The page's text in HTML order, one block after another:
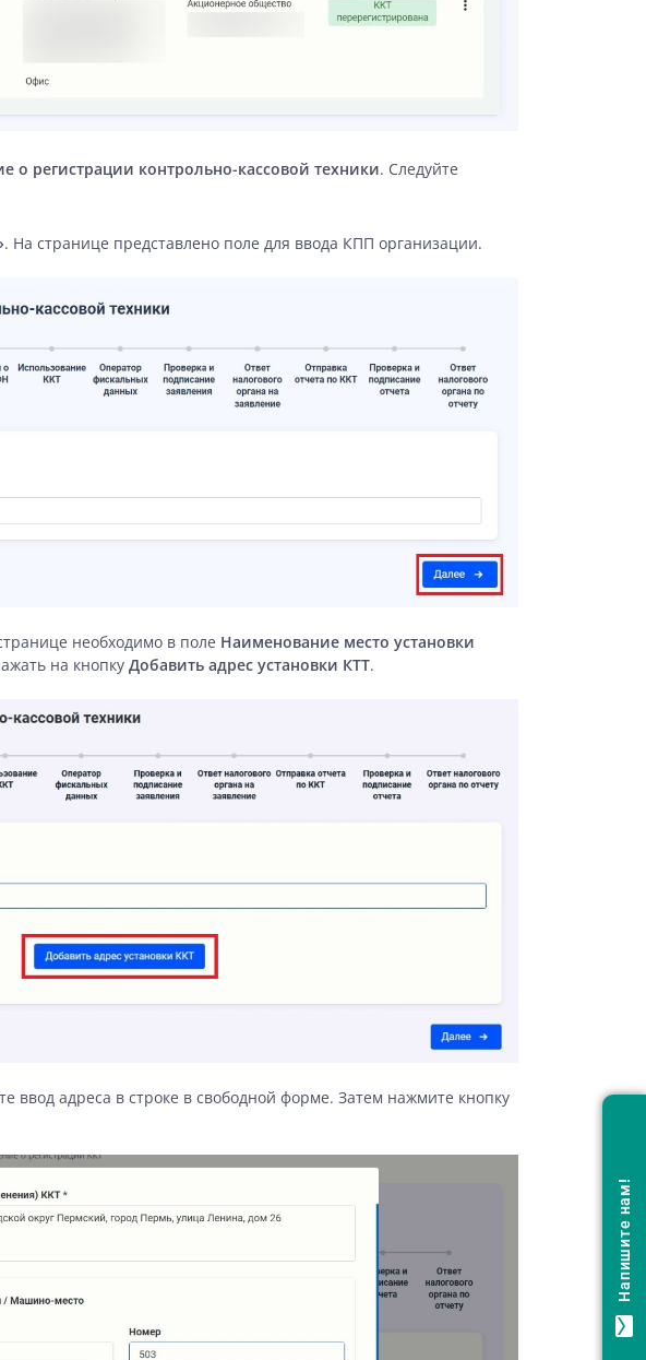
mail
Напишите нам!
о регистрации контрольно-кассовой техники. Следуйте
. На странице представлено поле для ввода КПП организации.
необходимо в поле Наименование место установки
на кнопку Добавить адрес установки КТТ.
ввод адреса в строке в свободной форме. Затем нажмите кнопку